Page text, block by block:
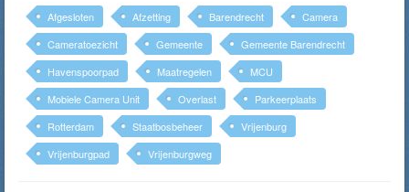
Afgesloten Afzetting Barendrecht
Camera
Cameratoezicht
Gemeente
Gemeente Barendrecht
Havenspoorpad
Maatregelen
MCU
Mobiele Camera Unit
Overlast
Parkeerplaats
Rotterdam
Staatbosbeheer
Vrijenburg
Vrijenburgpad
Vrijenburgweg